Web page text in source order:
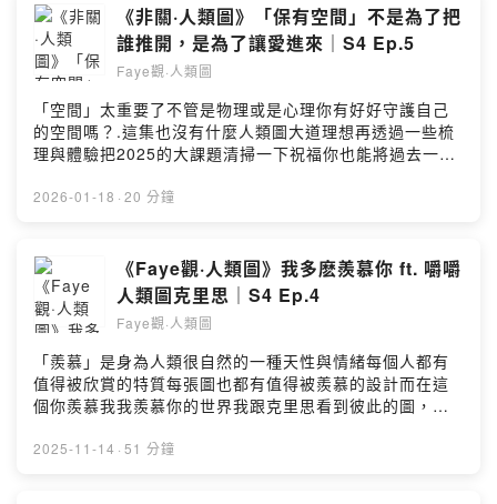
彿我們可以抓住一些其實已經失去的這些那些..雖然在講囤
積症的主題但我想好多非囤積症患者一定可以與本集裡的
感受有所連結.啊私心好喜歡這集，雖然這集人類圖的內容
不多但覺得有好多好重要的觀點幫助我們更了解囤積症更
了解那個心中的自己..特別想推薦給直覺中心空白&意志力
中心空白&Ｇ中心空白的你...這集並不是商業合作嘉瑛又要
在樸石學堂開課囉《人際關係斷捨離》剛好很呼應這集的
主題有興趣的人可以至下方連結看更多資訊
https://www.puremind.tw/signup_d.php?
囉.如果你也想投稿《留言Faye語》單元，歡迎在Apple
Podcast或Instagram留言或是私訊我Instagram搜尋:
Faye觀人類圖
https://www.instagram.com/faye.humandesign/邀稿或
https://fayehumandesign.firstory.io/join留言告訴我你對
這一集的想法：Powered by Firstory Hosting
《非關·人類圖》「保有空間」不是為了把
誰推開，是為了讓愛進來｜S4 Ep.5
Faye觀·人類圖
「空間」太重要了不管是物理或是心理你有好好守護自己
的空間嗎？.這集也沒有什麼人類圖大道理想再透過一些梳
理與體驗把2025的大課題清掃一下祝福你也能將過去一年
有些「空間」上的拉扯歡迎你來聽也祝福我們在空間裡感
Instagram留言或是私訊我Instagram搜尋: Faye觀人類圖
https://www.instagram.com/faye.humandesign/邀稿或
相關合作歡迎IG私訊支持我租錄音室：
https://fayehumandesign.firstory.io/join留言告訴我你對
這一集的想法：
https://open.firstory.me/user/ckth3u75ma3on0899ddz
ir4mi/commentsPowered by Firstory Hosting
2026-01-18 · 20 分鐘
《Faye觀·人類圖》我多麽羨慕你 ft. 嚼嚼
人類圖克里思｜S4 Ep.4
Faye觀·人類圖
「羨慕」是身為人類很自然的一種天性與情緒每個人都有
值得被欣賞的特質每張圖也都有值得被羨慕的設計而在這
個你羨慕我我羨慕你的世界我跟克里思看到彼此的圖，都
集涵納的主題很多投射者、生產者、喉中心、G中心、意志
2025-11-14 · 51 分鐘